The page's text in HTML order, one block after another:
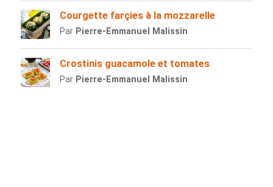
Courgette farçies à la mozzarelle
Par Pierre-Emmanuel Malissin
Crostinis guacamole et tomates
Par Pierre-Emmanuel Malissin